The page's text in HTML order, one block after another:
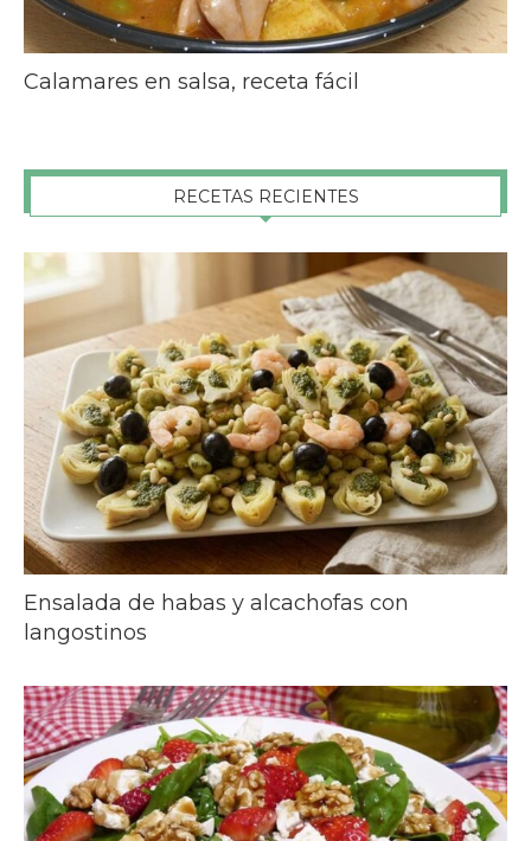
Calamares en salsa, receta fácil
RECETAS RECIENTES
Ensalada de habas y alcachofas con
langostinos